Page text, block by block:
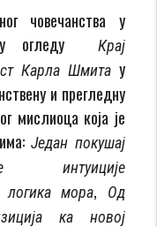
човечанства у
у огледу
Крај
Карла Шмитау
и прегледну
мислиоца која је
Један покушај
интуиције
мора,
Од
ка новој